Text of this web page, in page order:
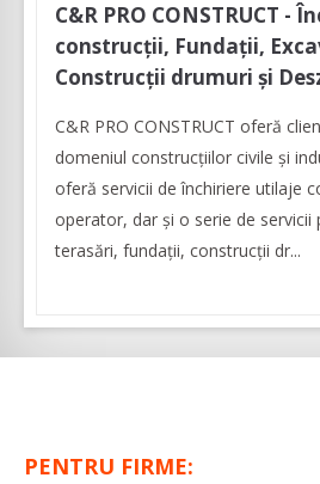
C&R PRO CONSTRUCT -
construcții, Fundații,
Construcții drumuri și
C&R PRO CONSTRUCT oferă
domeniul construcțiilor civile și
oferă servicii de închiriere utilaje
operator, dar și o serie de servicii
terasări, fundații, construcții dr...
PENTRU FIRME: